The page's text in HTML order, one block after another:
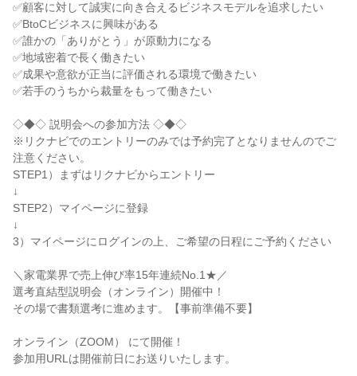
✅顧客に対して誠実に向き合えるビジネスモデルを追求したい
✅BtoCビジネスに興味がある
✅誰かの「ありがとう」が原動力になる
✅地域密着で長く働きたい
✅成果や意欲が正当に評価される環境で働きたい
✅若手のうちから裁量をもって働きたい
◇◆◇ 説明会への参加方法 ◇◆◇
※リクナビでのエントリーのみでは予約完了となりませんのでご
注意ください。
STEP1）まずはリクナビからエントリー
↓
STEP2）マイページに登録
↓
3）マイページにログインの上、ご希望の日程にご予約ください
＼家電業界で売上伸び率15年連続No.1★／
選考直結型説明会（オンライン）開催中！
その場で書類選考に進めます。【事前準備不要】
オンライン（ZOOM） にて開催！
参加用URLは開催前日にお送りいたします。